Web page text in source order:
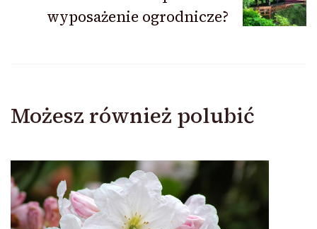
wyposażenie ogrodnicze?
Możesz również polubić